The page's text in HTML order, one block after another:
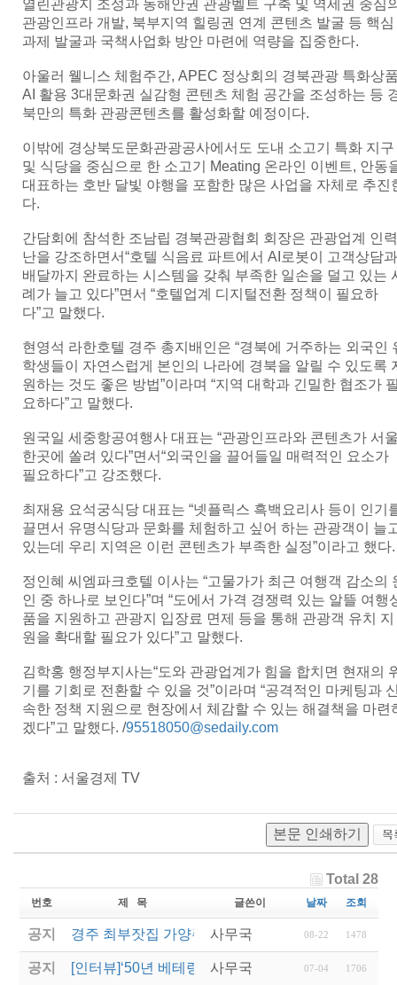
열린관광지 조성과 동해안권 관광벨트 구축 및 역세권 중심
관광인프라 개발, 북부지역 힐링권 연계 콘텐츠 발굴 등 핵심
과제 발굴과 국책사업화 방안 마련에 역량을 집중한다.
아울러 웰니스 체험주간, APEC 정상회의 경북관광 특화상
AI 활용 3대문화권 실감형 콘텐츠 체험 공간을 조성하는 등
북만의 특화 관광콘텐츠를 활성화할 예정이다.
이밖에 경상북도문화관광공사에서도 도내 소고기 특화 지구
및 식당을 중심으로 한 소고기 Meating 온라인 이벤트, 안동
대표하는 호반 달빛 야행을 포함한 많은 사업을 자체로 추진
다.
간담회에 참석한 조남립 경북관광협회 회장은 관광업계 인력
난을 강조하면서“호텔 식음료 파트에서 AI로봇이 고객상담과
배달까지 완료하는 시스템을 갖춰 부족한 일손을 덜고 있는
례가 늘고 있다”면서 “호텔업계 디지털전환 정책이 필요하
다”고 말했다.
현영석 라한호텔 경주 총지배인은 “경북에 거주하는 외국인
학생들이 자연스럽게 본인의 나라에 경북을 알릴 수 있도록
원하는 것도 좋은 방법”이라며 “지역 대학과 긴밀한 협조가
요하다”고 말했다.
원국일 세중항공여행사 대표는 “관광인프라와 콘텐츠가 서
한곳에 쏠려 있다”면서“외국인을 끌어들일 매력적인 요소가
필요하다”고 강조했다.
최재용 요석궁식당 대표는 “넷플릭스 흑백요리사 등이 인기
끌면서 유명식당과 문화를 체험하고 싶어 하는 관광객이 늘
있는데 우리 지역은 이런 콘텐츠가 부족한 실정”이라고 했다.
정인혜 씨엠파크호텔 이사는 “고물가가 최근 여행객 감소의
인 중 하나로 보인다”며 “도에서 가격 경쟁력 있는 알뜰 여행
품을 지원하고 관광지 입장료 면제 등을 통해 관광객 유치 지
원을 확대할 필요가 있다”고 말했다.
김학홍 행정부지사는“도와 관광업계가 힘을 합치면 현재의
기를 기회로 전환할 수 있을 것”이라며 “공격적인 마케팅과
속한 정책 지원으로 현장에서 체감할 수 있는 해결책을 마련
겠다”고 말했다. /95518050@sedaily.com
출처 : 서울경제 TV
본문 인쇄하기
Total 28
번호 제 목 글쓴이 날짜 조회
공지 경주 최부잣집 가양주 ‘대몽재1779’ 대통령 취임 만
사무국 08-22 1478
공지 [인터뷰]‘50년 베테랑’ 힐튼경주 김남철 총지배인 “
사무국 07-04 1706